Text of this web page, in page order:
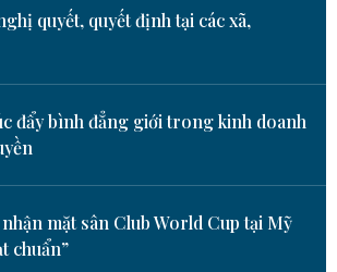
quyết, quyết định tại các xã,
đẩy bình đẳng giới trong kinh doanh
mặt sân Club World Cup tại Mỹ
chuẩn”